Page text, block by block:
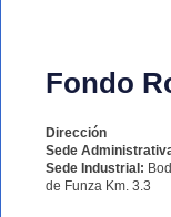
Fondo
Dirección
Sede
Sede Industrial:
de Funza Km. 3.3